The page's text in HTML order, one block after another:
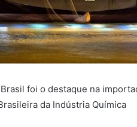
foi o destaque na
da Indústria Química